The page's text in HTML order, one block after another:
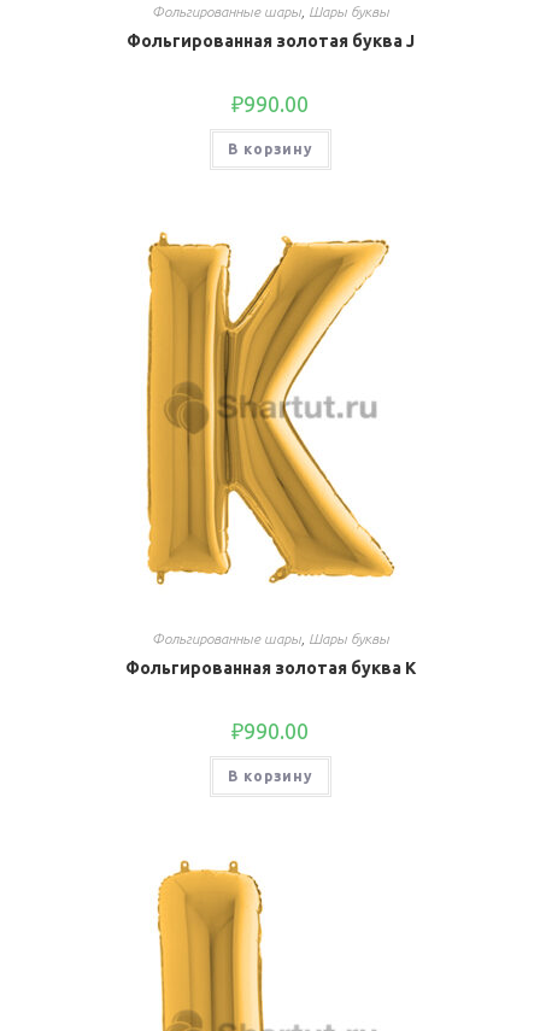
Фольгированные шары, Шары буквы
Фольгированная золотая буква J
₽990.00
В корзину
Фольгированные шары, Шары буквы
Фольгированная золотая буква K
₽990.00
В корзину